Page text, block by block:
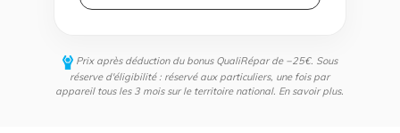
Prix après déduction du bonus QualiRépar de −25€. Sous
réserve d'éligibilité : réservé aux particuliers, une fois par
appareil tous les 3 mois sur le territoire national. En savoir plus.